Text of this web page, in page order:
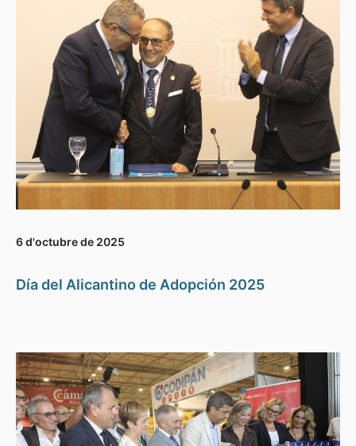
6 d'octubre de 2025
Día del Alicantino de Adopción 2025